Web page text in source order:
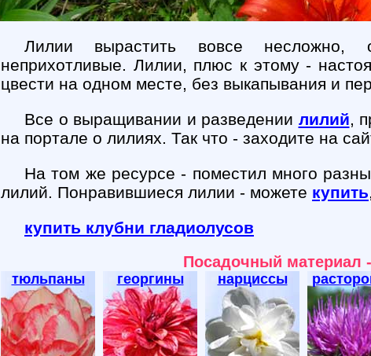
Лилии вырастить вовсе несложно,
неприхотливые. Лилии, плюс к этому -
цвести на одном месте, без выкапывания и
Все о выращивании и разведении лилий,
на портале о лилиях. Так что - заходите на
На том же ресурсе - поместил много
лилий. Понравившиеся лилии - можете купить
купить клубни гладиолусов
Посадочный материал
тюльпаны георгины нарциссы